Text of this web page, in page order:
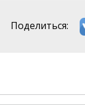
Поделиться: